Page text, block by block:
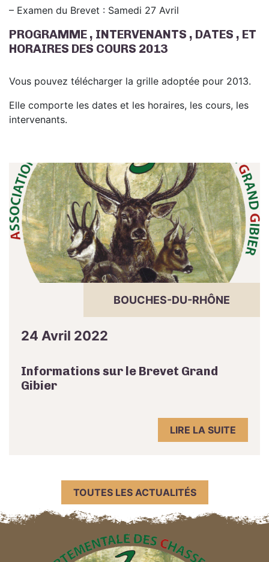
– Examen du Brevet : Samedi 27 Avril
PROGRAMME , INTERVENANTS , DATES , ET
HORAIRES DES COURS 2013
Vous pouvez télécharger la grille adoptée pour 2013.
Elle comporte les dates et les horaires, les cours, les
intervenants.
BOUCHES-DU-RHÔNE
24 Avril 2022
Informations sur le Brevet Grand
Gibier
LIRE LA SUITE
TOUTES LES ACTUALITÉS